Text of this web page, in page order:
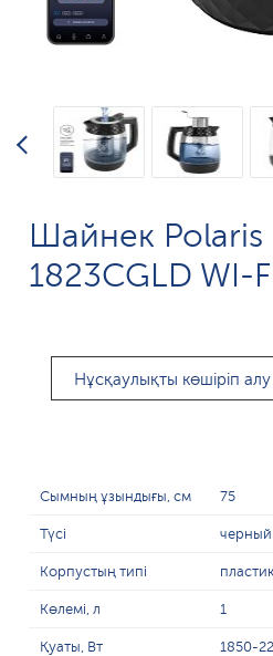
Шайнек Polaris
1823CGLD WI-
Нұсқаулықты көшіріп алу
Сымның ұзындығы, см 75
Түсі черный
Корпустың типі
Көлемі, л 1
Қуаты, Вт 1850-